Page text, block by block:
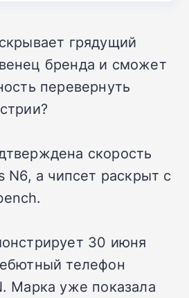
грядущий
бренда и сможет
перевернуть
скорость
N6, а чипсет раскрыт с
30 июня
телефон
Марка уже показала